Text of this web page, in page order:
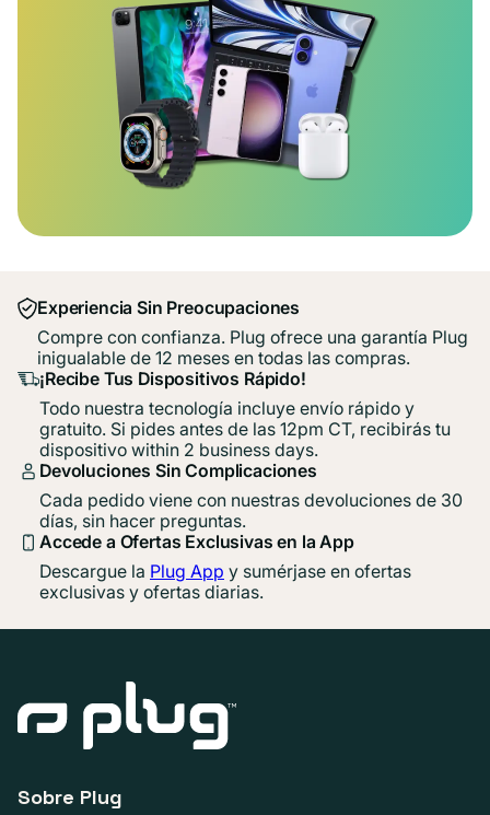
Experiencia Sin Preocupaciones
Compre con confianza. Plug ofrece una garantía Plug
inigualable de 12 meses en todas las compras.
¡Recibe Tus Dispositivos Rápido!
Todo nuestra tecnología incluye envío rápido y
gratuito. Si pides antes de las 12pm CT, recibirás tu
dispositivo within 2 business days.
Devoluciones Sin Complicaciones
Cada pedido viene con nuestras devoluciones de 30
días, sin hacer preguntas.
Accede a Ofertas Exclusivas en la App
Descargue la Plug App y sumérjase en ofertas
exclusivas y ofertas diarias.
Sobre Plug